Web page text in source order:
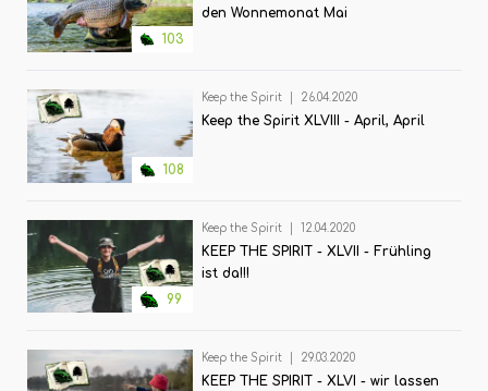
103
den Wonnemonat Mai
108
Keep the Spirit 26.04.2020
Keep the Spirit XLVIII - April, April
99
Keep the Spirit 12.04.2020
KEEP THE SPIRIT - XLVII - Frühling
ist da!!!
Keep the Spirit 29.03.2020
KEEP THE SPIRIT - XLVI - wir lassen